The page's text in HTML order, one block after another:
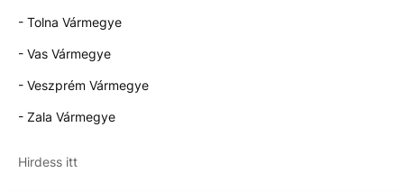
- Tolna Vármegye
- Vas Vármegye
- Veszprém Vármegye
- Zala Vármegye
Hirdess itt